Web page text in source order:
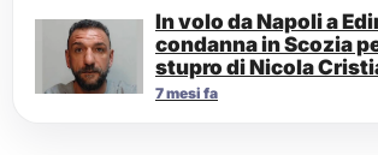
In volo da Napoli a
condanna in Scozia
stupro di Nicola
7 mesi fa